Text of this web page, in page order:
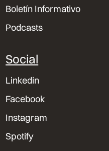
Boletín Informativo
Podcasts
Social
Linkedin
Facebook
Instagram
Spotify